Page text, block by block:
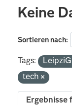
Keine
Sortieren nach
Tags:
tech
Ergebnisse